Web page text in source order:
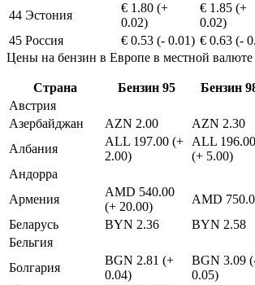
44 Эстония
€ 1.80 (+
0.02)
€ 1.85 (+
0.02)
45 Россия € 0.53 (- 0.01) € 0.63 (-
Цены на бензин в Европе в местной валюте
Страна Бензин 95 Бензин
Австрия
Азербайджан
AZN 2.00 AZN 2.30
Албания
ALL 197.00 (+
2.00)
ALL 196.00
(+ 5.00)
Андорра
Армения
AMD 540.00
(+ 20.00)
AMD
Беларусь
BYN 2.36 BYN 2.58
Бельгия
Болгария
BGN 2.81 (+
0.04)
BGN 3.09
0.05)